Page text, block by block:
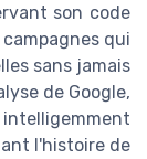
son code
qui
sans jamais
de Google,
l'histoire de